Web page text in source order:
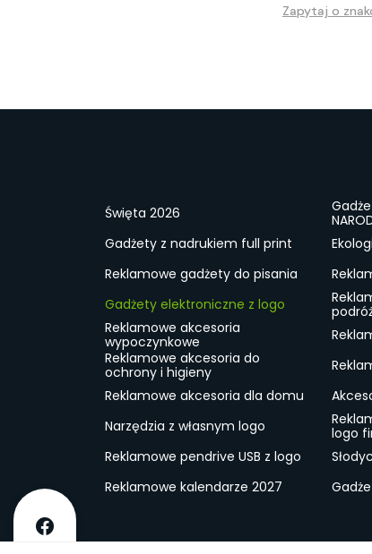
Zapytaj o
Święta 2026
Gadżety z nadrukiem full print
Reklamowe gadżety do pisania
Gadżety elektroniczne z logo
Reklamowe akcesoria
wypoczynkowe
Reklamowe akcesoria do
ochrony i higieny
Reklamowe akcesoria dla domu
Narzędzia z własnym logo
logo
Reklamowe pendrive USB z logo
Reklamowe kalendarze 2027